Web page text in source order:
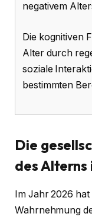
negativem
Die kognitiven
Alter durch
soziale
bestimmten
Die
des
Im Jahr 2026
Wahrnehmung